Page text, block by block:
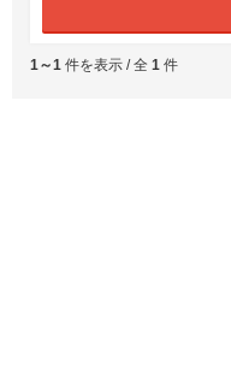
1～1 件を表示 / 全 1 件